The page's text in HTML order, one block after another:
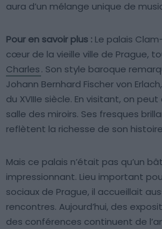
aura d’un mélange unique de
Pour en savoir plus : Le palais
cœur de la vieille ville de Prague,
Charles. Son style baroque
Johann Bernhard Fischer von
du XVIIIe siècle. En visitant, on
salle des miroirs. Ses fresques
reflètent la richesse de son
Mais ce palais n’était pas qu’un
impressionnant. Lieu important
sociaux de Prague, il accueillait
rencontres. Aujourd’hui, des
des conférences continuent de